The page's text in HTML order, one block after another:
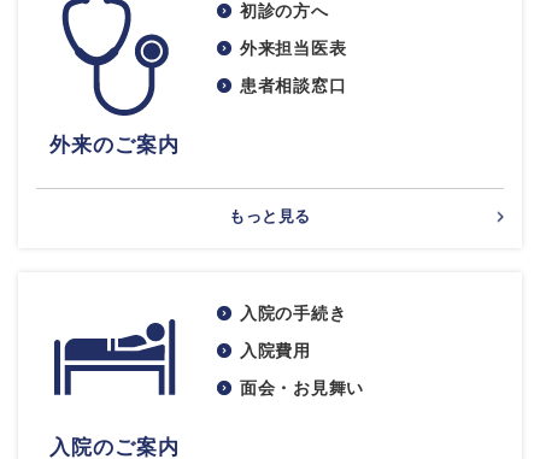
外来のご案内
初診の方へ
外来担当医表
患者相談窓口
もっと見る
入院のご案内
入院の手続き
入院費用
面会・お見舞い